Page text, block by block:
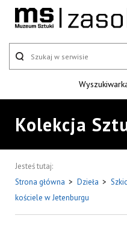
Kolekcja
Jesteś tutaj:
Strona główna > Dzieła >
kościele w Jetenburgu